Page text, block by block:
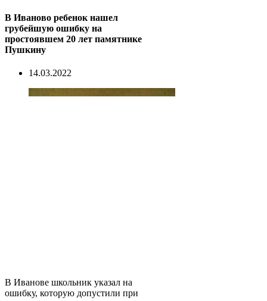
В Иваново ребенок нашел
грубейшую ошибку на
простоявшем 20 лет памятнике
Пушкину
14.03.2022
В Иванове школьник указал на
ошибку, которую допустили при